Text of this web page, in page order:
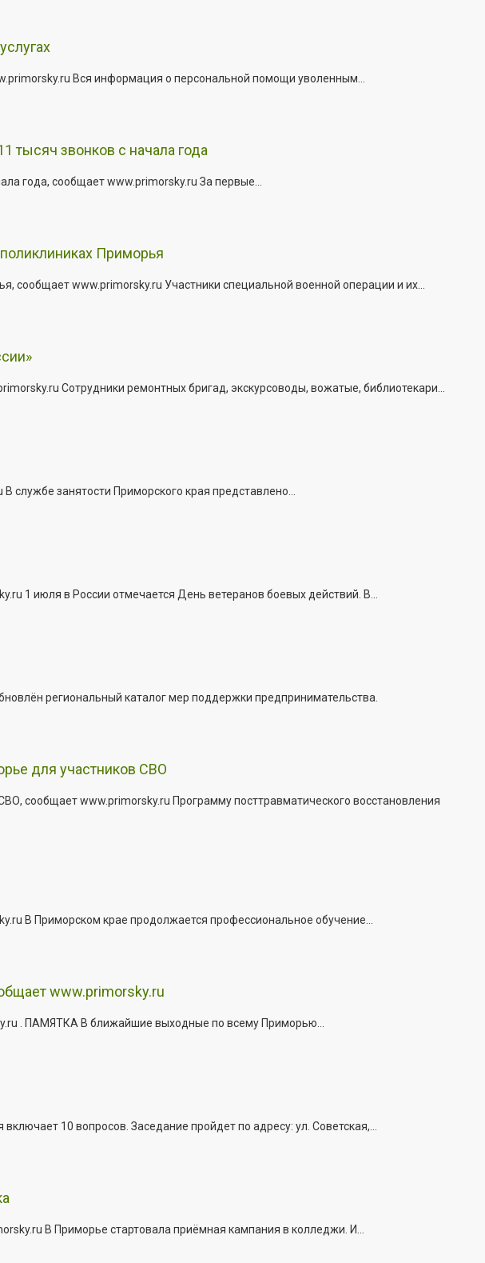
Вся информация о персональной помощи уволенным...
тысяч звонков с начала года
года, сообщает www.primorsky.ru За первые...
Приморья
www.primorsky.ru Участники специальной военной операции и их...
Сотрудники ремонтных бригад, экскурсоводы, вожатые, библиотекари...
занятости Приморского края представлено...
1 июля в России отмечается День ветеранов боевых действий. В...
региональный каталог мер поддержки предпринимательства.
для участников СВО
сообщает www.primorsky.ru Программу посттравматического восстановления
В Приморском крае продолжается профессиональное обучение...
www.primorsky.ru
. ПАМЯТКА В ближайшие выходные по всему Приморью...
10 вопросов. Заседание пройдет по адресу: ул. Советская,...
В Приморье стартовала приёмная кампания в колледжи. И...